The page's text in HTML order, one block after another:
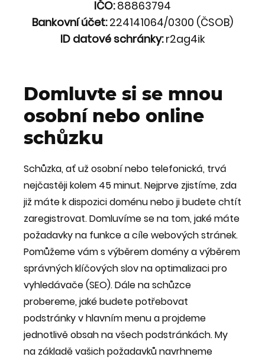
IČO:88863794
Bankovní účet:224141064/0300 (ČSOB)
ID datové schránky:r2ag4ik
Domluvte si se mnou
osobní nebo online
schůzku
Schůzka, ať už osobní nebo telefonická, trvá
nejčastěji kolem 45 minut. Nejprve zjistíme, zda
již máte k dispozici doménu nebo ji budete chtít
zaregistrovat. Domluvíme se na tom, jaké máte
požadavky na funkce a cíle webových stránek.
Pomůžeme vám s výběrem domény a výběrem
správných klíčových slov na optimalizaci pro
vyhledávače (SEO). Dále na schůzce
probereme, jaké budete potřebovat
podstránky v hlavním menu a projdeme
jednotlivě obsah na všech podstránkách. My
na základě vašich požadavků navrhneme